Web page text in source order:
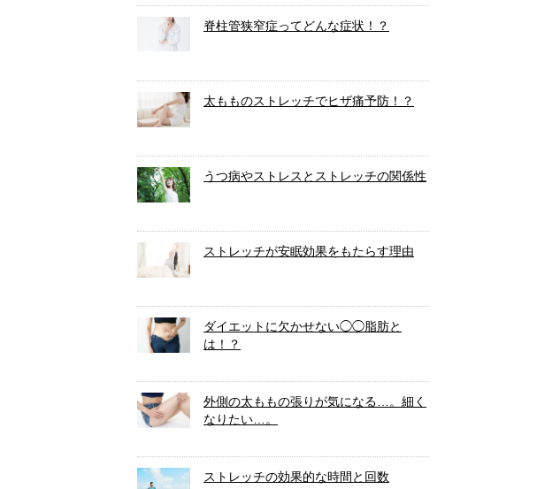
脊柱管狭窄症ってどんな症状！？
太もものストレッチでヒザ痛予防！？
うつ病やストレスとストレッチの関係性
ストレッチが安眠効果をもたらす理由
ダイエットに欠かせない◯◯脂肪と
は！？
外側の太ももの張りが気になる…。細く
なりたい…。
ストレッチの効果的な時間と回数